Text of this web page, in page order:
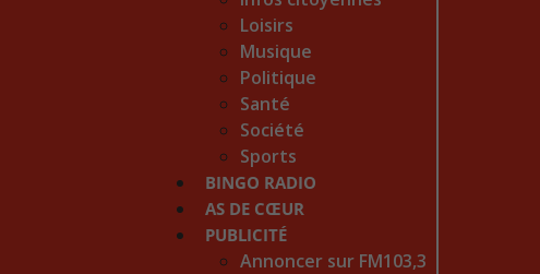
Loisirs
Musique
Politique
Santé
Société
Sports
BINGO RADIO
AS DE CŒUR
PUBLICITÉ
Annoncer sur FM103,3